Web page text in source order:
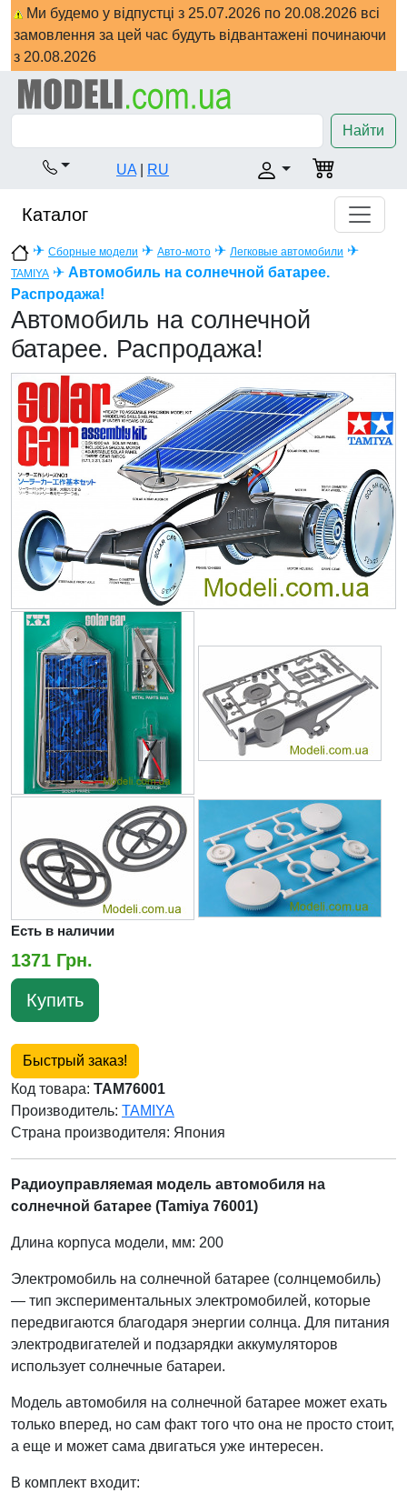
Ми будемо у відпустці з 25.07.2026 по 20.08.2026 всі
замовлення за цей час будуть відвантажені починаючи
з 20.08.2026
Найти
UA RU
Каталог
✈ Сборные модели ✈ Авто-мото ✈ Легковые автомобили ✈
TAMIYA ✈ Автомобиль на солнечной батарее.
Распродажа!
Автомобиль на солнечной
батарее. Распродажа!
Есть в наличии
1371 Грн.
Купить
Быстрый заказ!
Код товара: TAM76001
Производитель: TAMIYA
Страна производителя: Япония
Радиоуправляемая модель автомобиля на
солнечной батарее (Tamiya 76001)
Длина корпуса модели, мм: 200
Электромобиль на солнечной батарее (солнцемобиль)
— тип экспериментальных электромобилей, которые
передвигаются благодаря энергии солнца. Для питания
электродвигателей и подзарядки аккумуляторов
использует солнечные батареи.
Модель автомобиля на солнечной батарее может ехать
только вперед, но сам факт того что она не просто стоит,
а еще и может сама двигаться уже интересен.
В комплект входит: